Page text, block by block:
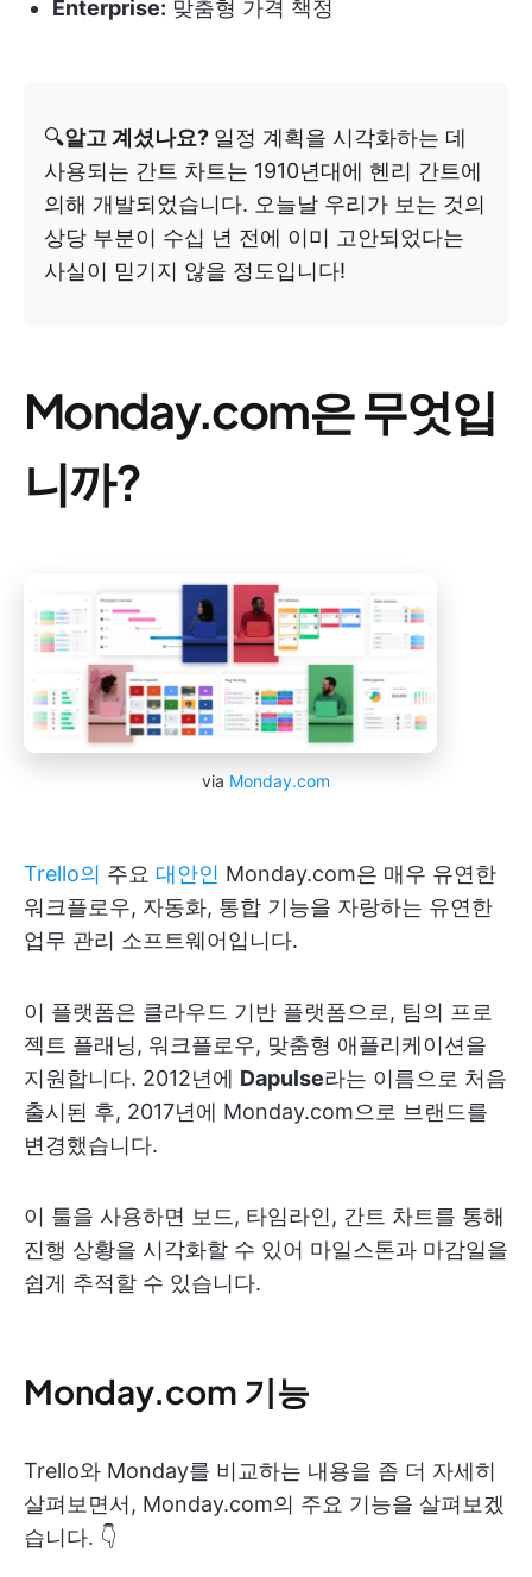
Enterprise: 맞춤형 가격 책정
🔍알고 계셨나요? 일정 계획을 시각화하는 데
사용되는 간트 차트는 1910년대에 헨리 간트에
의해 개발되었습니다. 오늘날 우리가 보는 것의
상당 부분이 수십 년 전에 이미 고안되었다는
사실이 믿기지 않을 정도입니다!
Monday.com은 무엇입
니까?
via Monday.com
Trello의 주요 대안인 Monday.com은 매우 유연한
워크플로우, 자동화, 통합 기능을 자랑하는 유연한
업무 관리 소프트웨어입니다.
이 플랫폼은 클라우드 기반 플랫폼으로, 팀의 프로
젝트 플래닝, 워크플로우, 맞춤형 애플리케이션을
지원합니다. 2012년에 Dapulse라는 이름으로 처음
출시된 후, 2017년에 Monday.com으로 브랜드를
변경했습니다.
이 툴을 사용하면 보드, 타임라인, 간트 차트를 통해
진행 상황을 시각화할 수 있어 마일스톤과 마감일을
쉽게 추적할 수 있습니다.
Monday.com 기능
Trello와 Monday를 비교하는 내용을 좀 더 자세히
살펴보면서, Monday.com의 주요 기능을 살펴보겠
습니다. 👇